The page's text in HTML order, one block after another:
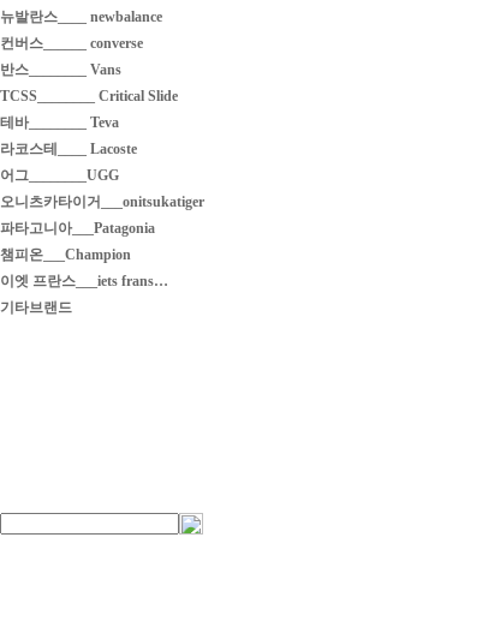
뉴발란스____ newbalance
컨버스______ converse
반스________ Vans
TCSS________ Critical Slide
테바________ Teva
라코스테____ Lacoste
어그________UGG
오니츠카타이거___onitsukatiger
파타고니아___Patagonia
챔피온___Champion
이엣 프란스___iets frans…
기타브랜드